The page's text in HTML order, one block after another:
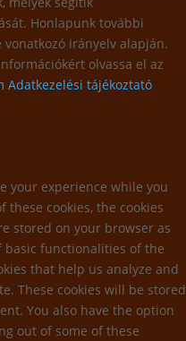
Honlapunk további
irányelv alapján.
olvassa el az
Adatkezelési tájékoztató
your experience while you
cookies, the cookies
stored on your browser as
functionalities of the
that help us analyze and
These cookies will be stored
You also have the option
out of some of these